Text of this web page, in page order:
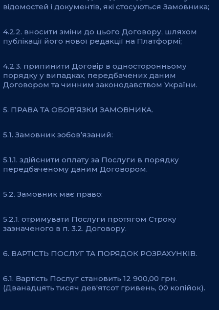
відомостей і документів, які стосуються Замовника;
4.2.2. вносити зміни до цього Договору, шляхом
публікації його нової редакції на Платформі;
4.2.3. припинити Договір в односторонньому
порядку у випадках, передбачених даним
Договором та чинним законодавством України.
5. ПРАВА ТА ОБОВ’ЯЗКИ ЗАМОВНИКА.
5.1. Замовник зобов’язаний:
5.1.1. здійснити оплату за Послуги в порядку
передбаченому даним Договором.
5.2. Замовник має право:
5.2.1. отримувати Послуги протягом Строку
зазначеного в п. 3.2. Договору.
6. ВАРТІСТЬ ПОСЛУГ ТА ПОРЯДОК РОЗРАХУНКІВ.
6.1. Вартість Послуг становить 12 900,00 грн.
(Дванадцять тисяч дев'ятсот гривень, 00 копійок).